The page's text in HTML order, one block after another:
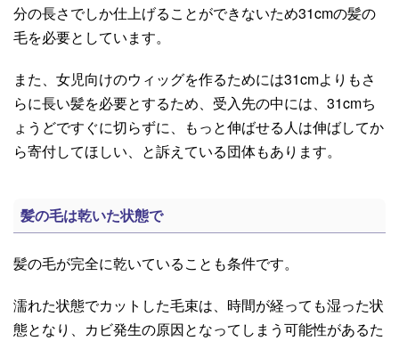
分の長さでしか仕上げることができないため31cmの髪の
毛を必要としています。
また、女児向けのウィッグを作るためには31cmよりもさ
らに長い髪を必要とするため、受入先の中には、31cmち
ょうどですぐに切らずに、もっと伸ばせる人は伸ばしてか
ら寄付してほしい、と訴えている団体もあります。
髪の毛は乾いた状態で
髪の毛が完全に乾いていることも条件です。
濡れた状態でカットした毛束は、時間が経っても湿った状
態となり、カビ発生の原因となってしまう可能性があるた